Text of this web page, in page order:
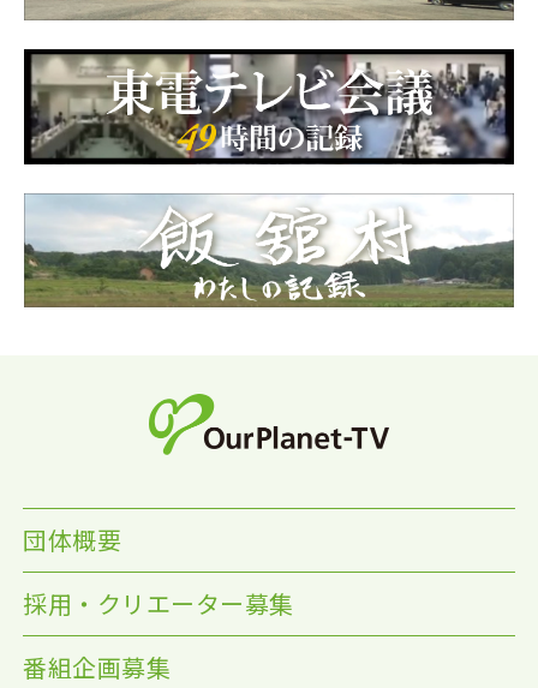
団体概要
採用・クリエーター募集
番組企画募集